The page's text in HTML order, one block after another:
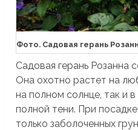
Фото. Садовая герань
Садовая герань Розанна
Она охотно растет на
на полном солнце, так и
полной тени. При
только заболоченных